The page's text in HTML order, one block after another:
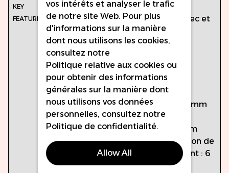
Principales
caractéristiques :
Couleur : Bleu
Fonctionne avec et
sans fil
Matériau :
qualité
aéronautique
Poids : 82 g
Diamètre : 25 mm
Longueur de
frappe : 3,5 mm
Plage de tension de
fonctionnement : 6
à 11 V
vos intérêts et analyser le trafic
de notre site Web. Pour plus
d'informations sur la manière
dont nous utilisons les cookies,
consultez notre
Politique relative aux cookies ou
pour obtenir des informations
générales sur la manière dont
nous utilisons vos données
personnelles, consultez notre
Politique de confidentialité.
Allow All